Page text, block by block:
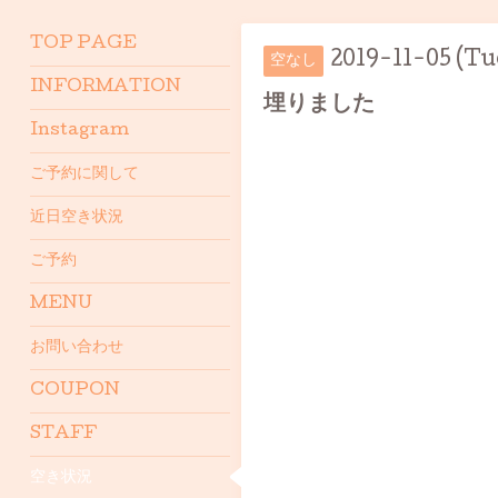
空なし 2019-11-05
埋りました
TOP PAGE
INFORMATION
Instagram
ご予約に関して
近日空き状況
ご予約
MENU
お問い合わせ
COUPON
STAFF
空き状況